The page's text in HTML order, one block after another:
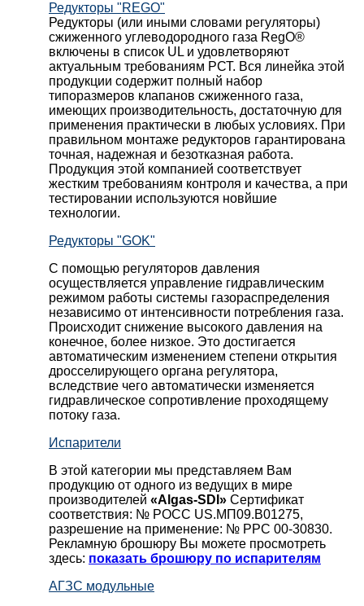
Редукторы "REGO"
Редукторы (или иными словами регуляторы)
сжиженного углеводородного газа RegO®
включены в список UL и удовлетворяют
актуальным требованиям РСТ. Вся линейка этой
продукции содержит полный набор
типоразмеров клапанов сжиженного газа,
имеющих производительность, достаточную для
применения практически в любых условиях. При
правильном монтаже редукторов гарантирована
точная, надежная и безотказная работа.
Продукция этой компанией соответствует
жестким требованиям контроля и качества, а при
тестировании используются новйшие
технологии.
Редукторы "GOK"
С помощью регуляторов давления
осуществляется управление гидравлическим
режимом работы системы газораспределения
независимо от интенсивности потребления газа.
Происходит снижение высокого давления на
конечное, более низкое. Это достигается
автоматическим изменением степени открытия
дросселирующего органа регулятора,
вследствие чего автоматически изменяется
гидравлическое сопротивление проходящему
потоку газа.
Испарители
В этой категории мы представляем Вам
продукцию от одного из ведущих в мире
производителей «Algas-SDI» Сертификат
соответствия: № РОСС US.МП09.В01275,
разрешение на применение: № РРС 00-30830.
Рекламную брошюру Вы можете просмотреть
здесь: показать брошюру по испарителям
АГЗС модульные